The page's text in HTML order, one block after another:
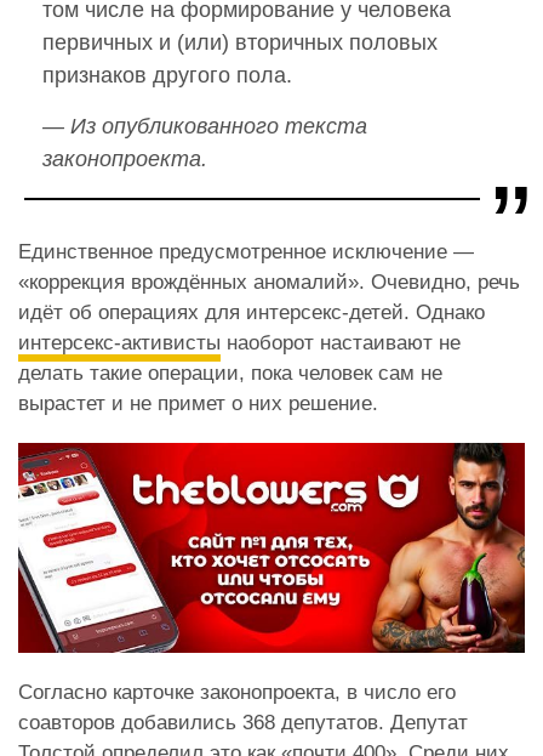
том числе на формирование у человека
первичных и (или) вторичных половых
признаков другого пола.
— Из опубликованного текста
законопроекта.
Единственное предусмотренное исключение —
«коррекция врождённых аномалий». Очевидно, речь
идёт об операциях для интерсекс-детей. Однако
интерсекс-активисты наоборот настаивают не
делать такие операции, пока человек сам не
вырастет и не примет о них решение.
Согласно карточке законопроекта, в число его
соавторов добавились 368 депутатов. Депутат